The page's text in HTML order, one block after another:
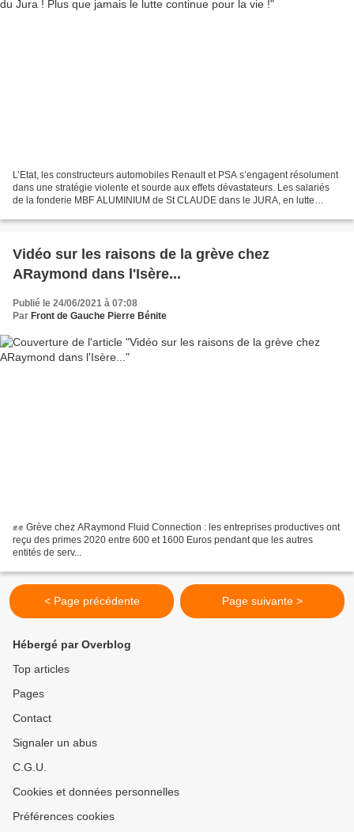
L’Etat, les constructeurs automobiles Renault et PSA s’engagent résolument
dans une stratégie violente et sourde aux effets dévastateurs. Les salariés
de la fonderie MBF ALUMINIUM de St CLAUDE dans le JURA, en lutte
Vidéo sur les raisons de la grève chez
ARaymond dans l'Isère...
Publié le 24/06/2021 à 07:08
Par Front de Gauche Pierre Bénite
✊✊ Grève chez ARaymond Fluid Connection : les entreprises productives ont
reçu des primes 2020 entre 600 et 1600 Euros pendant que les autres
entités de serv...
< Page précédente Page suivante >
Hébergé par Overblog
Top articles
Pages
Contact
Signaler un abus
C.G.U.
Cookies et données personnelles
Préférences cookies